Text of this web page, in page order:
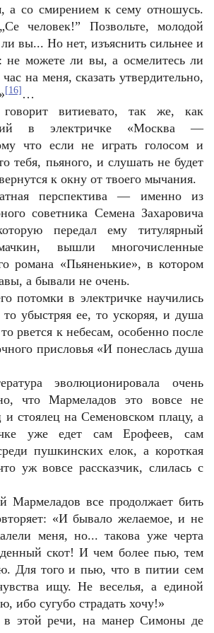
а со смирением к сему отношусь.
человек!” Позвольте, молодой
вы... Но нет, изъяснить сильнее и
не можете ли вы, а осмелитесь ли
на меня, сказать утвердительно,
[16] …
говорит витиевато, так же, как
в электричке «Москва —
что если не играть голосом и
тебя, пьяного, и слушать не будет
к окну от твоего мычания.
перспектива — именно из
советника Семена Захаровича
передал ему титулярный
вышли многочисленные
романа «Пьяненькие», в котором
а бывали не очень.
потомки в электричке научились
убыстряя ее, то ускоряя, и душа
рвется к небесам, особенно после
присловья «И понеслась душа
эволюционировала очень
что Мармеладов это вовсе не
стоялец на Семеновском плацу, а
уже едет сам Ерофеев, сам
пушкинских елок, а короткая
уж вовсе рассказчик, слилась с
Мармеладов все продолжает бить
«И бывало желаемое, и не
меня, но... такова уже черта
скот! И чем более пью, тем
Для того и пью, что в питии сем
ищу. Не веселья, а единой
ибо сугубо страдать хочу!»
этой речи, на манер Симоны де